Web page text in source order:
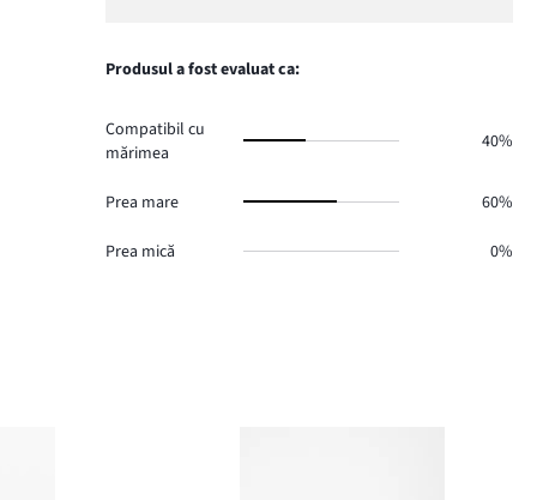
voturi
1.
de
Produsul a fost evaluat ca:
Compatibil cu
mărimea
40%
Prea mare 60%
Prea mică 0%